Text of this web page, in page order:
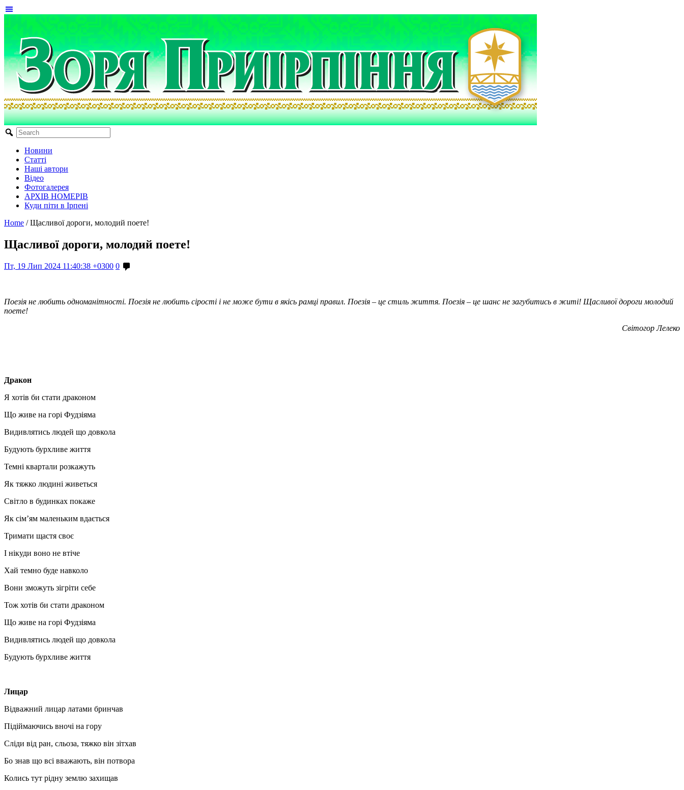
Новини
Статті
Наші автори
Відео
Фотогалерея
АРХІВ НОМЕРІВ
Куди піти в Ірпені
Home / Щасливої дороги, молодий поете!
Щасливої дороги, молодий поете!
Пт, 19 Лип 2024 11:40:38 +0300 0
Поезія не любить одноманітності. Поезія не любить сірості і не може бути в якісь рамці правил. Поезія – це стиль життя. Поезія – це шанс не загубитись в житі! Щасливої дороги молодий
поете!
Світогор Лелеко
Дракон
Я хотів би стати драконом
Що живе на горі Фудзіяма
Видивлятись людей що довкола
Будують бурхливе життя
Темні квартали розкажуть
Як тяжко людині живеться
Світло в будинках покаже
Як сім’ям маленьким вдається
Тримати щастя своє
І нікуди воно не втіче
Хай темно буде навколо
Вони зможуть зігріти себе
Тож хотів би стати драконом
Що живе на горі Фудзіяма
Видивлятись людей що довкола
Будують бурхливе життя
Лицар
Відважний лицар латами бринчав
Підіймаючись вночі на гору
Сліди від ран, сльоза, тяжко він зітхав
Бо знав що всі вважають, він потвора
Колись тут рідну землю захищав